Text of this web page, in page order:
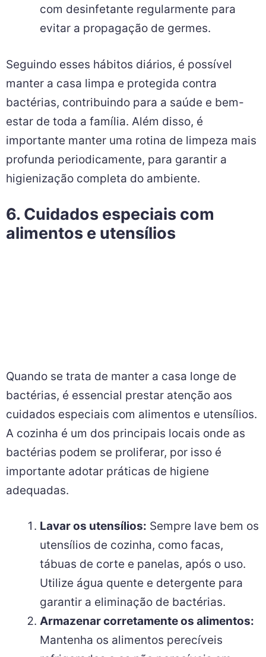
com desinfetante regularmente para
evitar a propagação de germes.
Seguindo esses hábitos diários, é possível
manter a casa limpa e protegida contra
bactérias, contribuindo para a saúde e bem-
estar de toda a família. Além disso, é
importante manter uma rotina de limpeza mais
profunda periodicamente, para garantir a
higienização completa do ambiente.
6. Cuidados especiais com
alimentos e utensílios
Quando se trata de manter a casa longe de
bactérias, é essencial prestar atenção aos
cuidados especiais com alimentos e utensílios.
A cozinha é um dos principais locais onde as
bactérias podem se proliferar, por isso é
importante adotar práticas de higiene
adequadas.
Lavar os utensílios: Sempre lave bem os
utensílios de cozinha, como facas,
tábuas de corte e panelas, após o uso.